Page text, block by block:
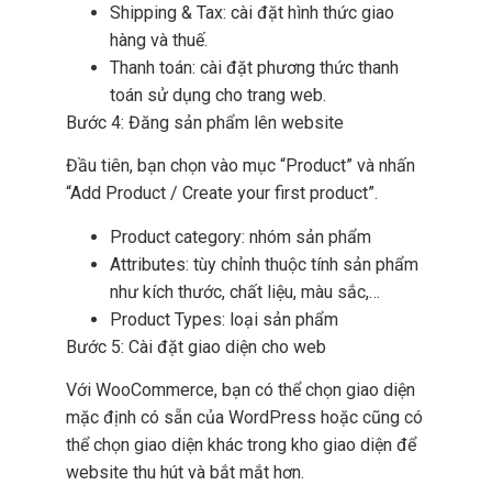
Shipping & Tax: cài đặt hình thức giao
hàng và thuế.
Thanh toán: cài đặt phương thức thanh
toán sử dụng cho trang web.
Bước 4: Đăng sản phẩm lên website
Đầu tiên, bạn chọn vào mục “Product” và nhấn
“Add Product / Create your first product”.
Product category: nhóm sản phẩm
Attributes: tùy chỉnh thuộc tính sản phẩm
như kích thước, chất liệu, màu sắc,…
Product Types: loại sản phẩm
Bước 5: Cài đặt giao diện cho web
Với WooCommerce, bạn có thể chọn giao diện
mặc định có sẵn của WordPress hoặc cũng có
thể chọn giao diện khác trong kho giao diện để
website thu hút và bắt mắt hơn.